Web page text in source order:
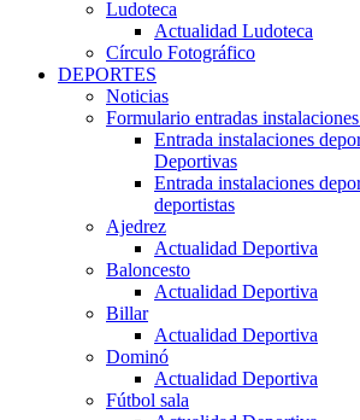
Ludoteca
Actualidad Ludoteca
Círculo Fotográfico
DEPORTES
Noticias
Formulario entradas
Entrada instalaciones
Deportivas
Entrada instalaciones
deportistas
Ajedrez
Actualidad Deportiva
Baloncesto
Actualidad Deportiva
Billar
Actualidad Deportiva
Dominó
Actualidad Deportiva
Fútbol sala